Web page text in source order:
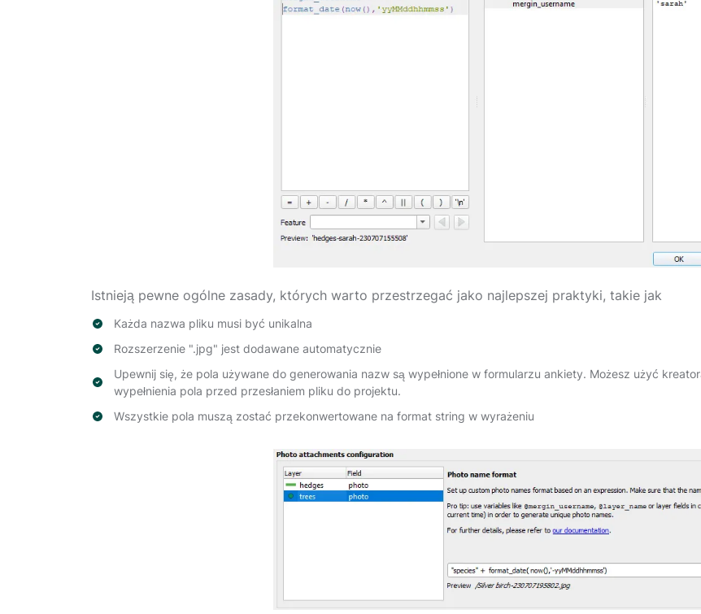
Istnieją pewne ogólne zasady, których warto przestrzegać jako najlepszej praktyki, takie jak
Każda nazwa pliku musi być unikalna
Rozszerzenie ".jpg" jest dodawane automatycznie
Upewnij się, że pola używane do generowania nazw są wypełnione w formularzu ankiety. Możesz użyć
wypełnienia pola przed przesłaniem pliku do projektu.
Wszystkie pola muszą zostać przekonwertowane na format string w wyrażeniu